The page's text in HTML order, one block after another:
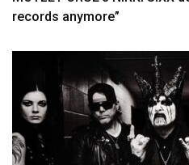
records anymore”